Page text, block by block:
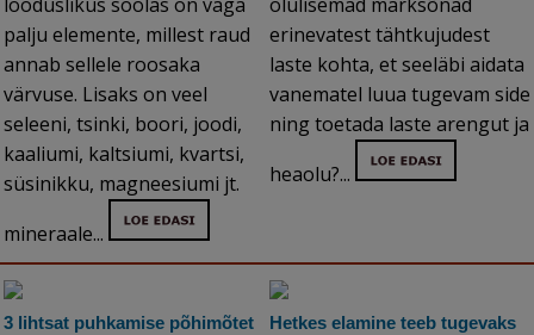
palju elemente, millest raud
annab sellele roosaka
värvuse. Lisaks on veel
seleeni, tsinki, boori, joodi,
kaaliumi, kaltsiumi, kvartsi,
süsinikku, magneesiumi jt.
mineraale...
erinevatest tähtkujudest
laste kohta, et seeläbi aidata
vanematel luua tugevam side
ning toetada laste arengut ja
heaolu?...
3 lihtsat puhkamise põhimõtet Hetkes elamine teeb tugevaks